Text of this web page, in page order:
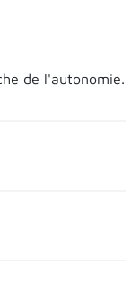
de l'autonomie.